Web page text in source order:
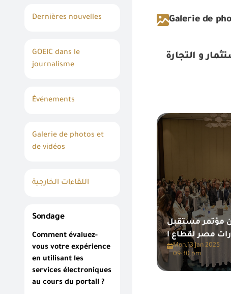
Dernières nouvelles
GOEIC dans le
journalisme
Événements
Galerie de photos et
de vidéos
اللقاءات الخارجية
Sondage
Comment évaluez-
vous votre expérience
en utilisant les
services électroniques
au cours du portail ?
Galerie de
و التجارة
مؤتمر مستقبل
Mon,13 Jan 2025
09:30 pm